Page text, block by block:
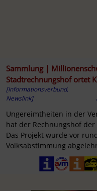
Sammlung |
Stadtrechnungshof ortet
[Informationsverbund,
Newslink]
Ungereimtheiten in der
hat der Rechnungshof
Das Projekt wurde vor
Volksabstimmung